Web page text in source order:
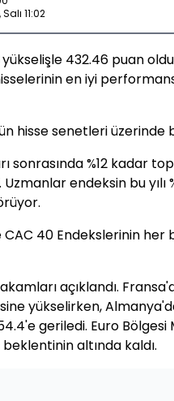
11:02
432.46 puan
en iyi
hisse senetleri üzerinde
sonrasında %12 kadar
endeksin bu yılı
CAC 40 Endekslerinin her
açıklandı.
yükselirken,
geriledi. Euro
beklentinin altında kaldı.